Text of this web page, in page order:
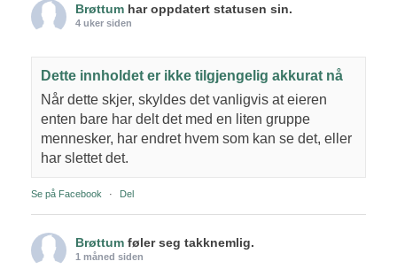
Brøttum har oppdatert statusen sin.
4 uker siden
Dette innholdet er ikke tilgjengelig akkurat nå
Når dette skjer, skyldes det vanligvis at eieren
enten bare har delt det med en liten gruppe
mennesker, har endret hvem som kan se det, eller
har slettet det.
Se på Facebook · Del
Brøttum føler seg takknemlig.
1 måned siden